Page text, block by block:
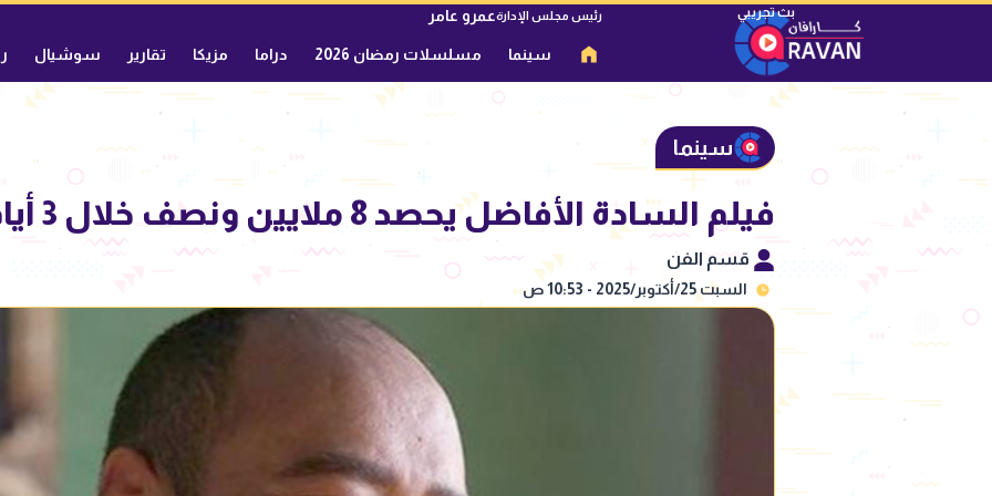
رئيس مجلس الإدارةعمرو عامر
سينما مسلسلات رمضان 2026 دراما مزيكا تقارير سوشيال
سينما
فيلم السادة الأفاضل يحصد 8 ملايين ونصف خلال 3 أيام
قسم الفن
السبت 25/أكتوبر/2025 - 10:53 ص